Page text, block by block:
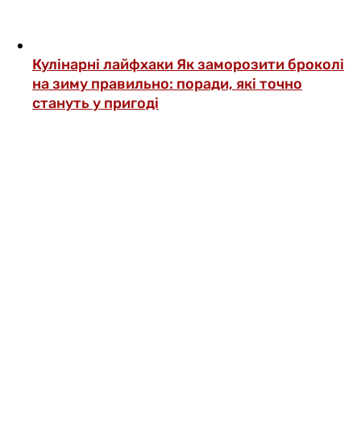
Кулінарні лайфхаки Як заморозити броколі
на зиму правильно: поради, які точно
стануть у пригоді